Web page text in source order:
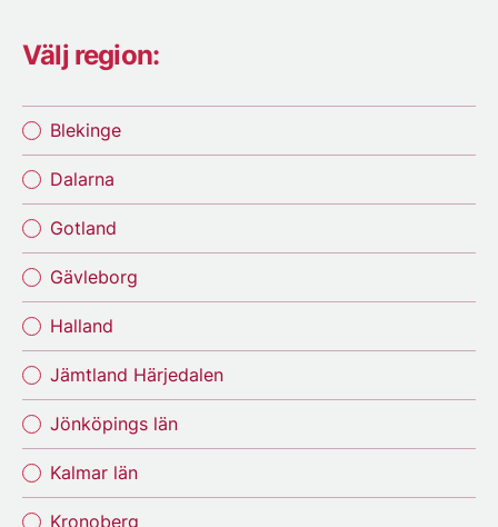
Välj region:
Blekinge
Dalarna
Gotland
Gävleborg
Halland
Jämtland Härjedalen
Jönköpings län
Kalmar län
Kronoberg